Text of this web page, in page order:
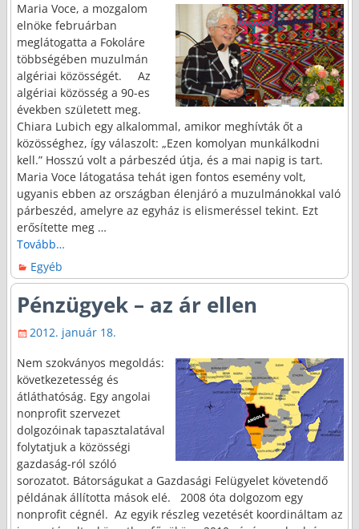
Maria Voce, a mozgalom
elnöke februárban
meglátogatta a Fokoláre
többségében muzulmán
algériai közösségét. Az
algériai közösség a 90-es
években született meg.
Chiara Lubich egy alkalommal, amikor meghívták őt a
közösséghez, így válaszolt: „Ezen komolyan munkálkodni
kell.” Hosszú volt a párbeszéd útja, és a mai napig is tart.
Maria Voce látogatása tehát igen fontos esemény volt,
ugyanis ebben az országban élenjáró a muzulmánokkal való
párbeszéd, amelyre az egyház is elismeréssel tekint. Ezt
erősítette meg …
Tovább…
Egyéb
Pénzügyek – az ár ellen
2012. január 18.
Nem szokványos megoldás:
következetesség és
átláthatóság. Egy angolai
nonprofit szervezet
dolgozóinak tapasztalatával
folytatjuk a közösségi
gazdaság-ról szóló
sorozatot. Bátorságukat a Gazdasági Felügyelet követendő
példának állította mások elé. 2008 óta dolgozom egy
nonprofit cégnél. Az egyik részleg vezetését koordináltam az